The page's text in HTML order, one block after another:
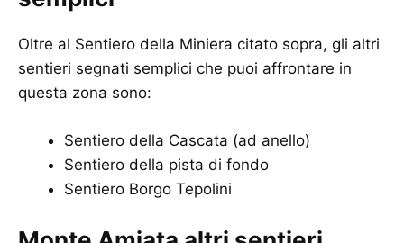
Oltre al Sentiero della Miniera citato sopra, gli altri
sentieri segnati semplici che puoi affrontare in
questa zona sono:
Sentiero della Cascata (ad anello)
Sentiero della pista di fondo
Sentiero Borgo Tepolini